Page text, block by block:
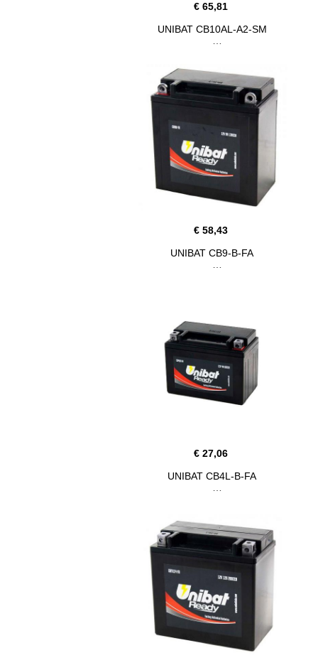
€ 65,81
UNIBAT CB10AL-A2-SM
€ 58,43
UNIBAT CB9-B-FA
€ 27,06
UNIBAT CB4L-B-FA